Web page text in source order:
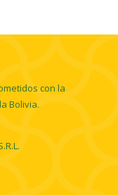
con la
Bolivia.